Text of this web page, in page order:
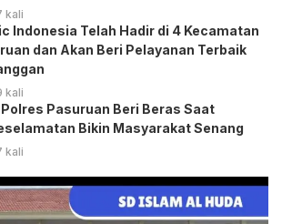
kali
Indonesia Telah Hadir di 4 Kecamatan
dan Akan Beri Pelayanan Terbaik
kali
Pasuruan Beri Beras Saat
Bikin Masyarakat Senang
kali